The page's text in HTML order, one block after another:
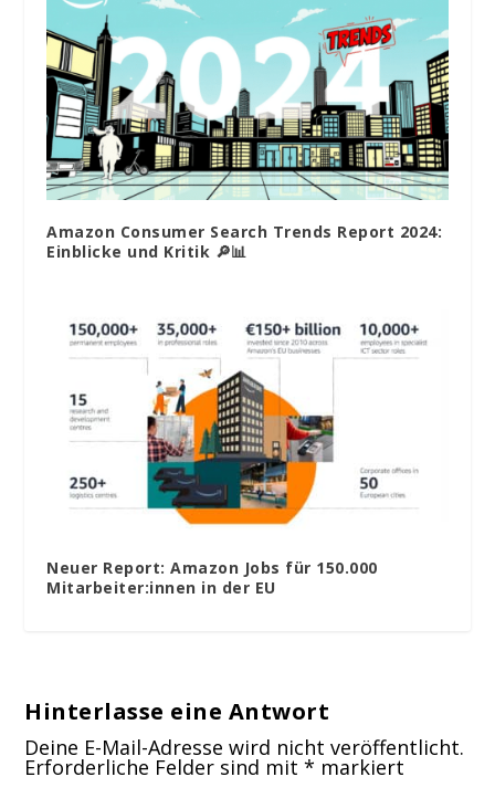
Amazon Consumer Search Trends Report 2024:
Einblicke und Kritik 🔎📊
Neuer Report: Amazon Jobs für 150.000
Mitarbeiter:innen in der EU
Hinterlasse eine Antwort
Deine E-Mail-Adresse wird nicht veröffentlicht.
Erforderliche Felder sind mit* markiert